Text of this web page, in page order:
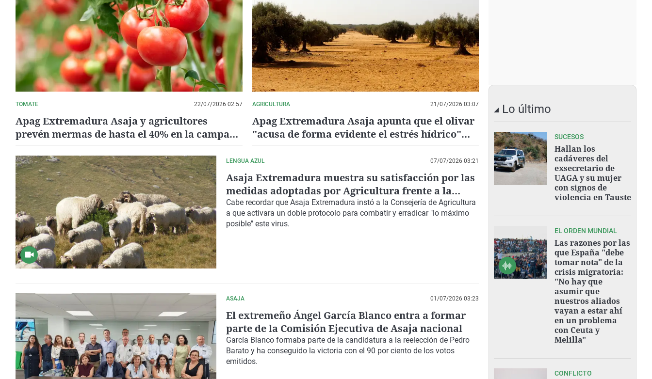
TOMATE 22/07/2026 02:57
Apag Extremadura Asaja y agricultores
prevén mermas de hasta el 40% en la campaña
AGRICULTURA 21/07/2026 03:07
Apag Extremadura Asaja apunta que el olivar
"acusa de forma evidente el estrés hídrico"
LENGUA AZUL 07/07/2026 03:21
Asaja Extremadura muestra su satisfacción por las
medidas adoptadas por Agricultura frente a la
lengua azul
Cabe recordar que Asaja Extremadura instó a la Consejería de Agricultura
a que activara un doble protocolo para combatir y erradicar "lo máximo
posible" este virus.
ASAJA 01/07/2026 03:23
El extremeño Ángel García Blanco entra a formar
parte de la Comisión Ejecutiva de Asaja nacional
García Blanco formaba parte de la candidatura a la reelección de Pedro
Barato y ha conseguido la victoria con el 90 por ciento de los votos
emitidos.
Lo último
SUCESOS
Hallan los
cadáveres del
exsecretario de
UAGA y su mujer
con signos de
violencia en Tauste
EL ORDEN MUNDIAL
Las razones por las
que España "debe
tomar nota" de la
crisis migratoria:
"No hay que
asumir que
nuestros aliados
vayan a estar ahí
en un problema
con Ceuta y
Melilla"
CONFLICTO